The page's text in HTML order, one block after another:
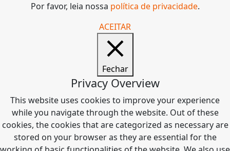
Por favor, leia nossa política de privacidade.
ACEITAR
Fechar
Privacy Overview
This website uses cookies to improve your experience
while you navigate through the website. Out of these
cookies, the cookies that are categorized as necessary are
stored on your browser as they are essential for the